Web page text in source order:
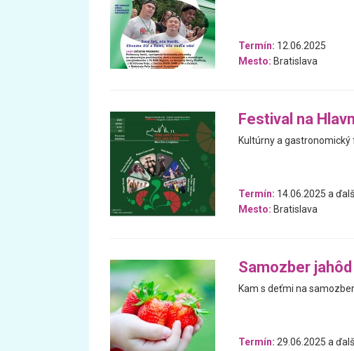
Termín: 12.06.2025
Mesto: Bratislava
Festival na
Kultúrny a gastronomický
Termín: 14.06.2025 a
Mesto: Bratislava
Samozber
Kam s deťmi na
Termín: 29.06.2025 a